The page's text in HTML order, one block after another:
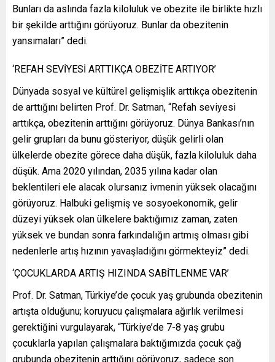
Bunları da aslında fazla kiloluluk ve obezite ile birlikte hızlı
bir şekilde arttığını görüyoruz. Bunlar da obezitenin
yansımaları” dedi.
‘REFAH SEVİYESİ ARTTIKÇA OBEZİTE ARTIYOR’
Dünyada sosyal ve kültürel gelişmişlik arttıkça obezitenin
de arttığını belirten Prof. Dr. Satman, “Refah seviyesi
arttıkça, obezitenin arttığını görüyoruz. Dünya Bankası’nın
gelir grupları da bunu gösteriyor, düşük gelirli olan
ülkelerde obezite görece daha düşük, fazla kiloluluk daha
düşük. Ama 2020 yılından, 2035 yılına kadar olan
beklentileri ele alacak olursanız ivmenin yüksek olacağını
görüyoruz. Halbuki gelişmiş ve sosyoekonomik, gelir
düzeyi yüksek olan ülkelere baktığımız zaman, zaten
yüksek ve bundan sonra farkındalığın artmış olması gibi
nedenlerle artış hızının yavaşladığını görmekteyiz” dedi.
‘ÇOCUKLARDA ARTIŞ HIZINDA SABİTLENME VAR’
Prof. Dr. Satman, Türkiye’de çocuk yaş grubunda obezitenin
artışta olduğunu; koruyucu çalışmalara ağırlık verilmesi
gerektiğini vurgulayarak, “Türkiye’de 7-8 yaş grubu
çocuklarla yapılan çalışmalara baktığımızda çocuk çağ
grubunda obezitenin arttığını görüyoruz, sadece son